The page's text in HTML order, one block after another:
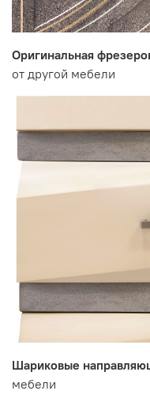
Мебельная фабрика
Оригинальная
от другой мебели
Шариковые
мебели